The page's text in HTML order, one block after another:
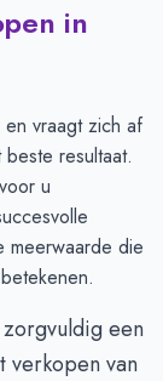
in
vraagt zich af
resultaat.
u
die
zorgvuldig een
verkopen van